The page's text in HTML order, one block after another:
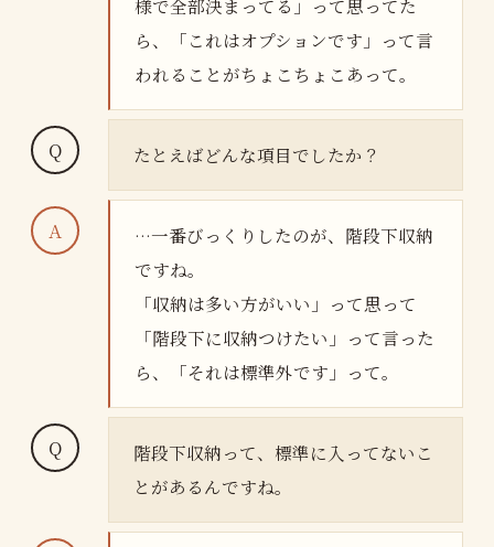
様で全部決まってる」って思ってた
ら、「これはオプションです」って言
われることがちょこちょこあって。
たとえばどんな項目でしたか？
…一番びっくりしたのが、階段下収納
ですね。
「収納は多い方がいい」って思って
「階段下に収納つけたい」って言った
ら、「それは標準外です」って。
階段下収納って、標準に入ってないこ
とがあるんですね。